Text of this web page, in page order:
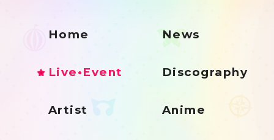
Home News
Live•Event Discography
Artist Anime